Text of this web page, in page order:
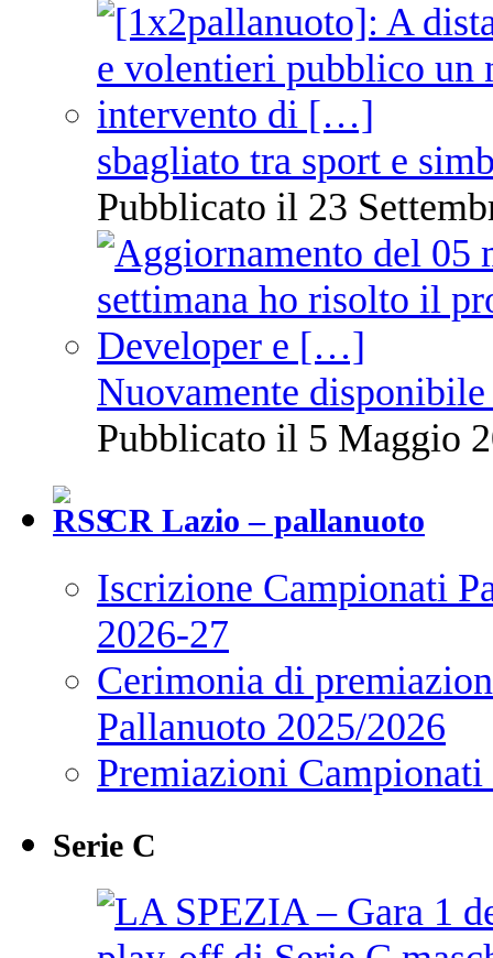
sbagliato tra sport e
Pubblicato il 23
Nuovamente
Pubblicato il 5 Maggio
CR Lazio – pallanuoto
Iscrizione Campionati
2026-27
Cerimonia di
Pallanuoto 2025/2026
Premiazioni
Serie C